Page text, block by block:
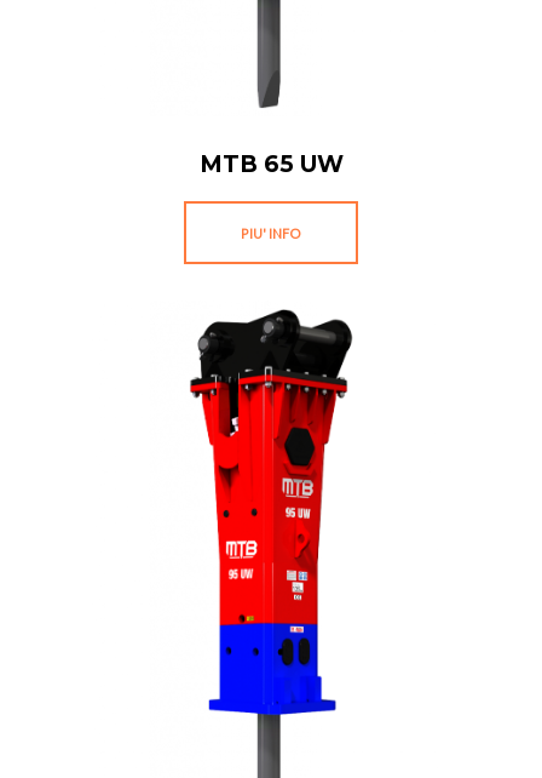
MTB 65 UW
PIU' INFO